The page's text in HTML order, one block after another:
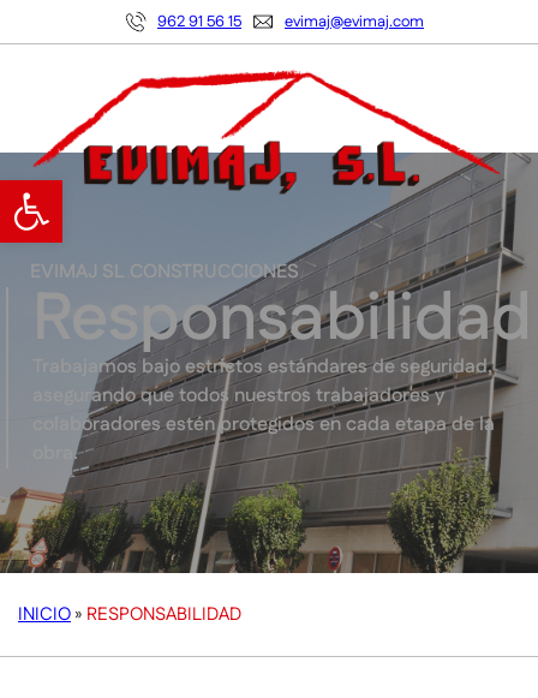
Abrir barra de herramientas
962 91 56 15 evimaj@evimaj.com
EVIMAJ SL CONSTRUCCIONES
Responsabilidad
Trabajamos bajo estrictos estándares de seguridad,
asegurando que todos nuestros trabajadores y
colaboradores estén protegidos en cada etapa de la
obra.
INICIO» RESPONSABILIDAD